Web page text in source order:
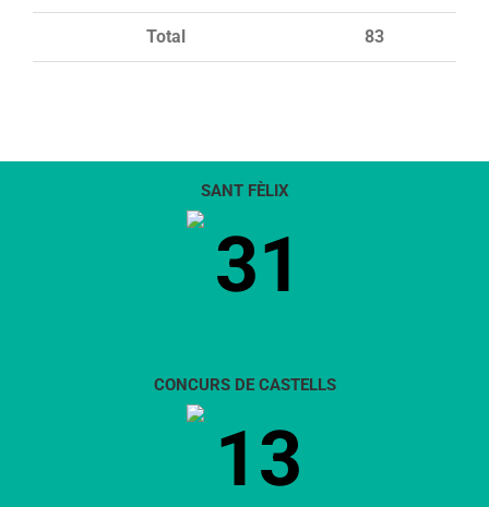
Total 83
SANT FÈLIX
31
CONCURS DE CASTELLS
13